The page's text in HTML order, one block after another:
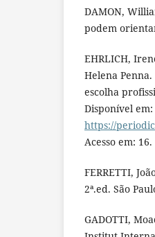
DAMON,
podem
EHRLICH,
Helena
escolha
Disponível em:
https://
Acesso em:
FERRETTI,
2ª.ed. São
GADOTTI,